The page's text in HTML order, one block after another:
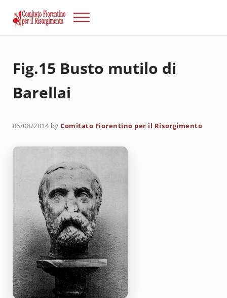
Risorgimento Firenze
Menu
Fig.15 Busto mutilo di
Barellai
06/08/2014 byComitato Fiorentino per il Risorgimento